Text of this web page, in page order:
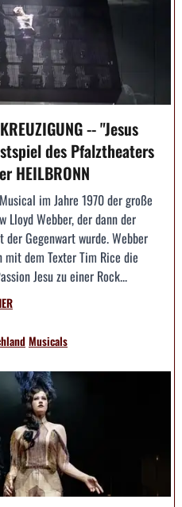
-- "Jesus
des Pfalztheaters
HEILBRONN
im Jahre 1970 der große
Lloyd Webber, der dann der
Gegenwart wurde. Webber
dem Texter Tim Rice die
Jesu zu einer Rock...
Musicals